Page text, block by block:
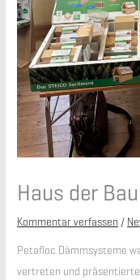
Haus der
Kommentar verfassen /
Petafloc Dämmsysteme
vertreten und